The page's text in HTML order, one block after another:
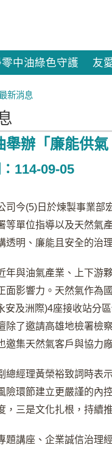
中油綠色守護 友
新消息
舉辦「廉能供
114-09-05
司今(5)日於煉製事業部
等單位指導以及天然氣
透明、廉能且安全的治
年與油氣產業、上下游
面影響力。天然氣作為
安及洲際)4座接收站分
除了邀請高雄地檢署檢
邀集天然氣客戶與協力
總經理黃榮裕致詞時表
險環節建立更嚴謹的內
，三是文化扎根，持續
題講座、企業誠信治理